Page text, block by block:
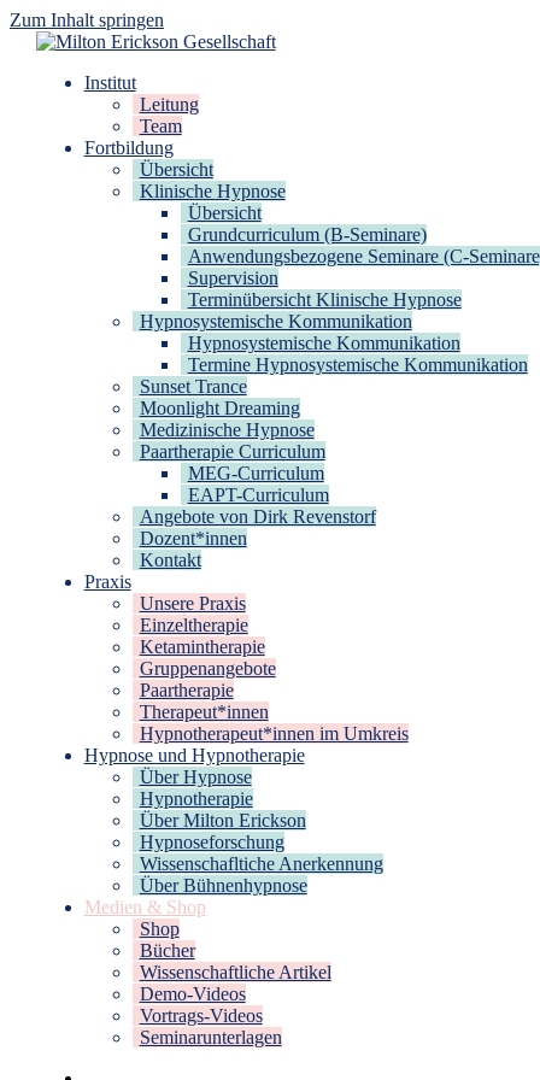
Zum Inhalt springen
Milton Erickson Gesellschaft
für klinische Hypnose – Regionalstelle Tübingen
Institut
Leitung
Team
Fortbildung
Übersicht
Klinische Hypnose
Übersicht
Grundcurriculum (B-Seminare)
Anwendungsbezogene Seminare (C-
Supervision
Terminübersicht Klinische Hypnose
Hypnosystemische Kommunikation
Hypnosystemische Kommunikation
Termine Hypnosystemische Kommunikation
Sunset Trance
Moonlight Dreaming
Medizinische Hypnose
Paartherapie Curriculum
MEG-Curriculum
EAPT-Curriculum
Angebote von Dirk Revenstorf
Dozent*innen
Kontakt
Praxis
Unsere Praxis
Einzeltherapie
Ketamintherapie
Gruppenangebote
Paartherapie
Therapeut*innen
Hypnotherapeut*innen im Umkreis
Hypnose und Hypnotherapie
Über Hypnose
Hypnotherapie
Über Milton Erickson
Hypnoseforschung
Wissenschafltiche Anerkennung
Über Bühnenhypnose
Medien & Shop
Shop
Bücher
Wissenschaftliche Artikel
Demo-Videos
Vortrags-Videos
Seminarunterlagen